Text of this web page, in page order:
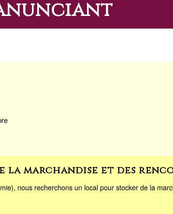
la marchandise et des
nous recherchons un local pour stocker de la